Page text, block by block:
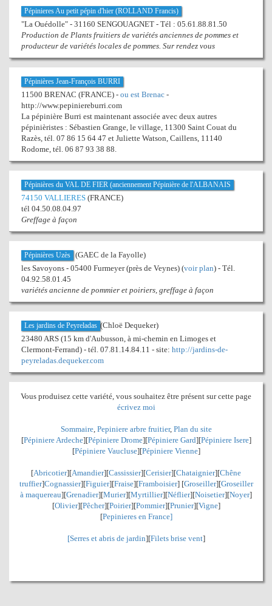
Pépinieres Au petit pépin d'hier (ROLLAND Francis)
"La Ouédolle" - 31160 SENGOUAGNET - Tél : 05.61.88.81.50
Production de Plants fruitiers de variétés anciennes de pommes et
producteur de variétés locales de pommes. Sur rendez vous
Pépinières Jean-François BURRI
11500 BRENAC (FRANCE) - ou est Brenac -
http://www.pepiniereburri.com
La pépinière Burri est maintenant associée avec deux autres
pépinièristes : Sébastien Grange, le village, 11300 Saint Couat du
Razès, tél. 07 86 15 64 47 et Juliette Watson, Caillens, 11140
Rodome, tél. 06 87 93 38 88.
Pépinières du VAL DE FIER (anciennement Pépinière de l'ALBANAIS
74150 VALLIERES (FRANCE)
tél 04.50.08.04.97
Greffage à façon
Pépinières Uzès (GAEC de la Fayolle)
les Savoyons - 05400 Furmeyer (près de Veynes) (voir plan) - Tél.
04.92.58.01.45
variétés ancienne de pommier et poiriers, greffage à façon
Les jardins de Peyreladas (Chloë Dequeker)
23480 ARS (15 km d'Aubusson, à mi-chemin en Limoges et
Clermont-Ferrand) - tél. 07.81.14.84.11 - site: http://jardins-de-
peyreladas.dequeker.com
Vous produisez cette variété, vous souhaitez être présent sur cette page
écrivez moi
Sommaire, Pepiniere arbre fruitier, Plan du site
[Pépiniere Ardeche][Pépiniere Drome][Pépiniere Gard][Pépiniere Isere]
[Pépiniere Vaucluse][Pépiniere Vienne]
[Abricotier][Amandier][Cassissier][Cerisier][Chataignier][Chêne
truffier]Cognassier][Figuier][Fraise][Framboisier] [Groseiller][Groseiller
à maquereau][Grenadier][Murier][Myrtillier][Néflier][Noisetier][Noyer]
[Olivier][Pêcher][Poirier][Pommier][Prunier][Vigne]
[Pepinieres en France]
[Serres et abris de jardin][Filets brise vent]